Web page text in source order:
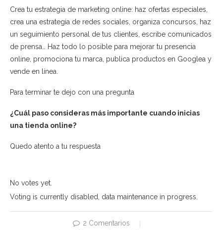
Crea tu estrategia de marketing online: haz ofertas especiales,
crea una estrategia de redes sociales, organiza concursos, haz
un seguimiento personal de tus clientes, escribe comunicados
de prensa… Haz todo lo posible para mejorar tu presencia
online, promociona tu marca, publica productos en Googlea y
vende en línea.
Para terminar te dejo con una pregunta
¿Cuál paso consideras más importante cuando inicias
una tienda online?
Quedo atento a tu respuesta
No votes yet.
Voting is currently disabled, data maintenance in progress.
2 Comentarios